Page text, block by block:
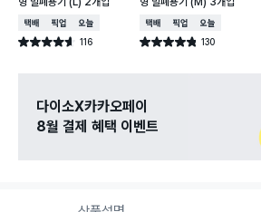
택배배송매장픽업오늘배송
별점 4.6점 116
건 작성
택배배송매장픽업오늘배송
별점 4.8점 130
건 작성
다이소X카카오페이
8월 결제 혜택 이벤트